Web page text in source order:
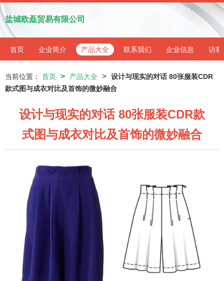
盐城欧磊贸易有限公司
首页 企业简介 产品大全 联系我们 企业信息 访客
当前位置： 首页 > 产品大全 > 设计与现实的对话 80张服装CDR
款式图与成衣对比及首饰的微妙融合
设计与现实的对话 80张服装CDR款
式图与成衣对比及首饰的微妙融合